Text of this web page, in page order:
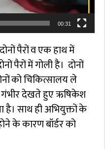
00:31
पैरों व एक हाथ में
पैरों में गोली है। दोनों
को चिकित्सालय ले
गंभीर देखते हुए ऋषिकेश
साथ ही अभियुक्तों के
के कारण बॉर्डर को